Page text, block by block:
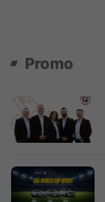
Promo